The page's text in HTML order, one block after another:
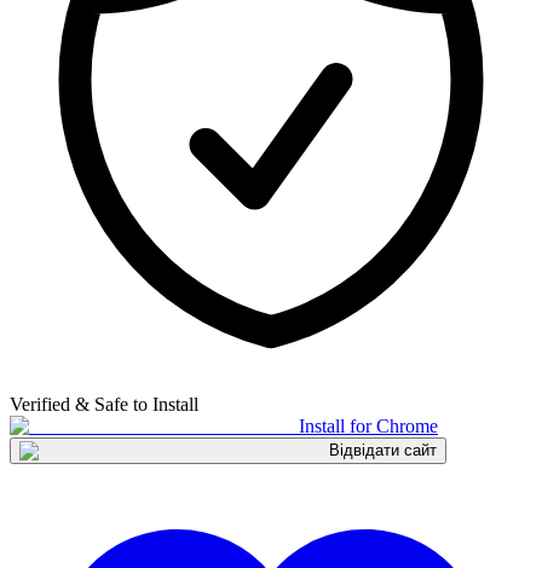
Verified & Safe to Install
Install for Chrome
Відвідати сайт